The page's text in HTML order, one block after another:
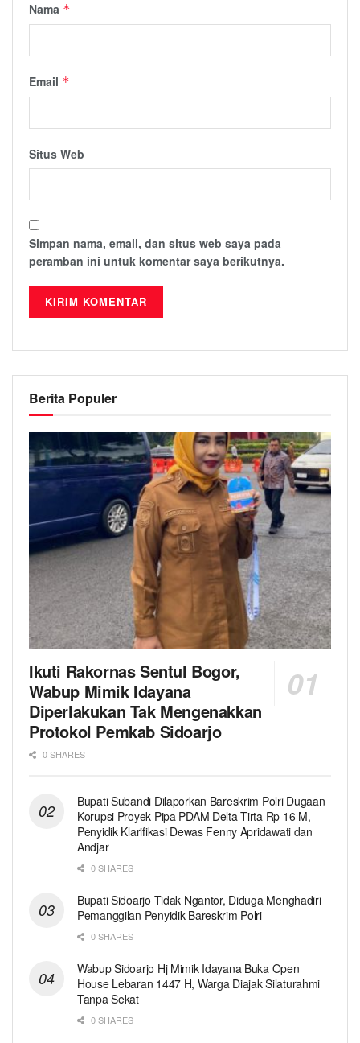
Nama *
Email *
Situs Web
Simpan nama, email, dan situs web saya pada
peramban ini untuk komentar saya berikutnya.
Berita Populer
Ikuti Rakornas Sentul Bogor,
Wabup Mimik Idayana
Diperlakukan Tak Mengenakkan
Protokol Pemkab Sidoarjo
0 SHARES
Bupati Subandi Dilaporkan Bareskrim Polri Dugaan
Korupsi Proyek Pipa PDAM Delta Tirta Rp 16 M,
Penyidik Klarifikasi Dewas Fenny Apridawati dan
Andjar
0 SHARES
Bupati Sidoarjo Tidak Ngantor, Diduga Menghadiri
Pemanggilan Penyidik Bareskrim Polri
0 SHARES
Wabup Sidoarjo Hj Mimik Idayana Buka Open
House Lebaran 1447 H, Warga Diajak Silaturahmi
Tanpa Sekat
0 SHARES